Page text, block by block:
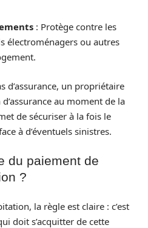
: Protège contre les
électroménagers ou autres
d’assurance, un propriétaire
au moment de la
de sécuriser à la fois le
à d’éventuels sinistres.
du paiement de
?
la règle est claire : c’est
doit s’acquitter de cette